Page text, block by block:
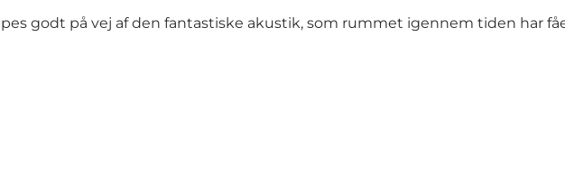
godt på vej af den fantastiske akustik, som rummet igennem tiden har